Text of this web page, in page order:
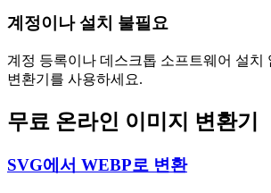
계정이나 설치 불필요
계정 등록이나 데스크톱 소프트웨어 설치
변환기를 사용하세요.
무료 온라인 이미지 변환기
SVG에서 WEBP로 변환